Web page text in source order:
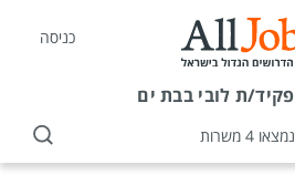
כניסה
פקיד/ת לובי בבת ים
נמצאו 4 משרות